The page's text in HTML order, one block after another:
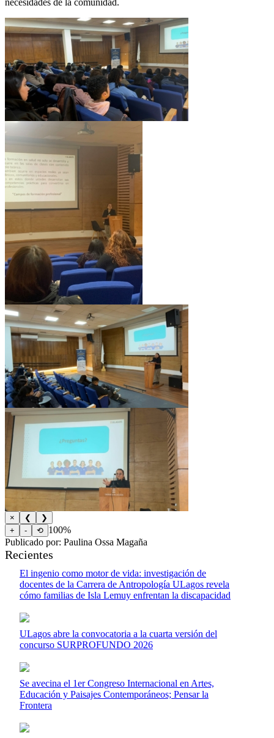
necesidades de la comunidad.
× ❮
❯
+
- ⟲ 100%
Publicado por: Paulina Ossa Magaña
Recientes
El ingenio como motor de vida: investigación de
docentes de la Carrera de Antropología ULagos revela
cómo familias de Isla Lemuy enfrentan la discapacidad
ULagos abre la convocatoria a la cuarta versión del
concurso SURPROFUNDO 2026
Se avecina el 1er Congreso Internacional en Artes,
Educación y Paisajes Contemporáneos; Pensar la
Frontera